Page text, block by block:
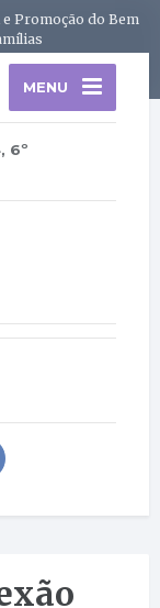
Promoção do Bem
MENU
6º